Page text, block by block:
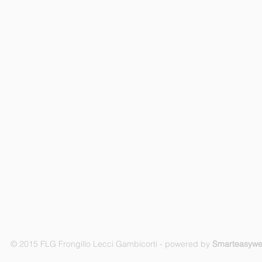
© 2015 FLG Frongillo Lecci Gambicorti - powered by